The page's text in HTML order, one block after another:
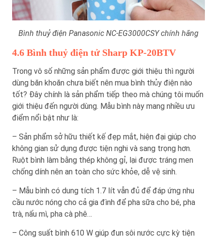
Bình thuỷ điện Panasonic NC-EG3000CSY chính hãng
4.6 Bình thuỷ điện tử Sharp KP-20BTV
Trong vô số những sản phẩm được giới thiệu thì người
dùng băn khoăn chưa biết nên mua bình thủy điện nào
tốt? Đây chính là sản phẩm tiếp theo mà chúng tôi muốn
giới thiệu đến người dùng. Mẫu bình này mang nhiều ưu
điểm nổi bật như là:
– Sản phẩm sở hữu thiết kế đẹp mắt, hiện đại giúp cho
không gian sử dụng được tiện nghi và sang trọng hơn.
Ruột bình làm bằng thép không gỉ, lại được tráng men
chống dính nên an toàn cho sức khỏe, dễ vệ sinh.
– Mẫu bình có dung tích 1.7 lít vẫn đủ để đáp ứng nhu
cầu nước nóng cho cả gia đình để pha sữa cho bé, pha
trà, nấu mì, pha cà phê…
– Công suất bình 610 W giúp đun sôi nước cực kỳ tiện